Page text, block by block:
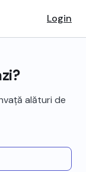
Login
alături de